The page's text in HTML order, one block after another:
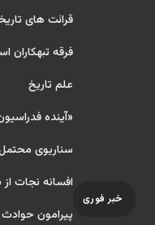
خبر فوری
قرائت های
فرقه تبهکاران
علم تاریخ
«آینده
سناریوی
افسانه نجات از
پیرامون